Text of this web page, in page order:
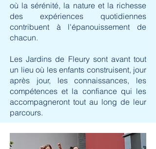
où la sérénité, la nature et la richesse
des expériences quotidiennes
contribuent à l'épanouissement de
chacun.
Les Jardins de Fleury sont avant tout
un lieu où les enfants construisent, jour
après jour, les connaissances, les
compétences et la confiance qui les
accompagneront tout au long de leur
parcours.